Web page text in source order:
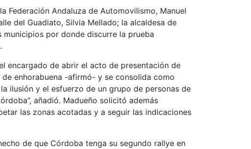
Federación Andaluza de Automovilismo, Manuel
del Guadiato, Silvia Mellado; la alcaldesa de
por donde discurre la prueba
encargado de abrir el acto de presentación de
enhorabuena -afirmó- y se consolida como
ilusión y el esfuerzo de un grupo de personas de
añadió. Madueño solicitó además
las zonas acotadas y a seguir las indicaciones
de que Córdoba tenga su segundo rallye en